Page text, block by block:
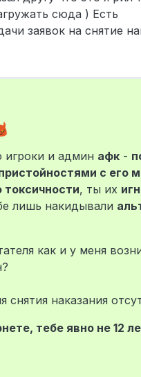
сюда ) Есть
заявок на снятие
игроки и админ афк -
с его
, ты их
лишь накидывали
как и у меня
снятия наказания
тебе явно не 12